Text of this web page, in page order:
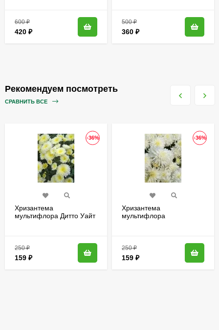
600₽
420 ₽
500₽
360 ₽
Рекомендуем посмотреть
СРАВНИТЬ ВСЕ
-36%
Хризантема
мультифлора Дитто Уайт
250₽
159 ₽
-36%
Хризантема
мультифлора
250₽
159 ₽